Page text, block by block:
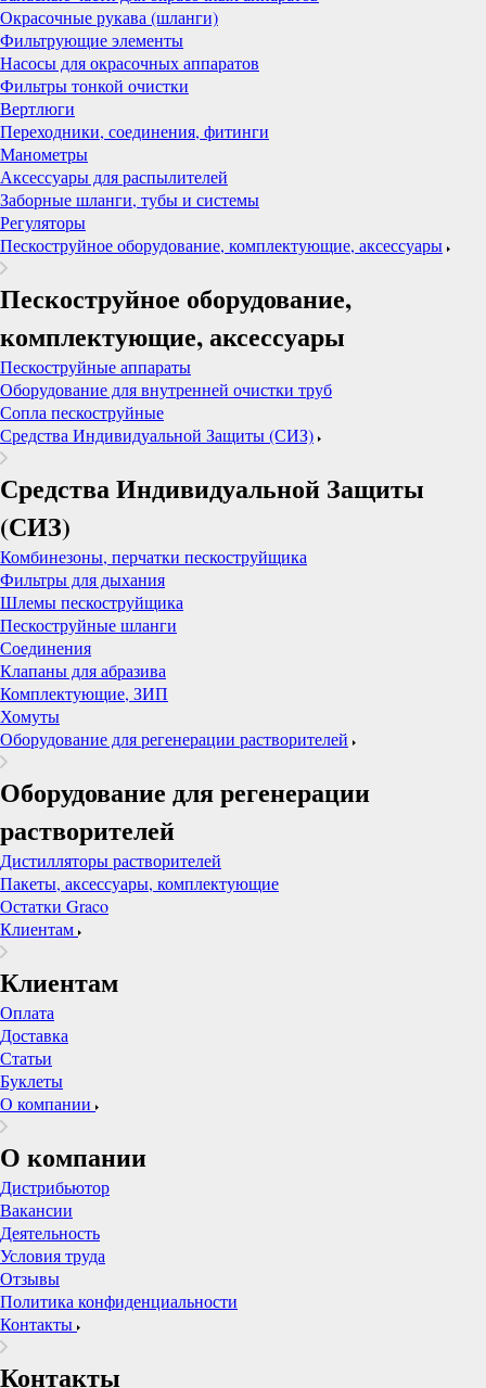
Окрасочные рукава (шланги)
Фильтрующие элементы
Насосы для окрасочных аппаратов
Фильтры тонкой очистки
Вертлюги
Переходники, соединения, фитинги
Манометры
Аксессуары для распылителей
Заборные шланги, тубы и системы
Регуляторы
Пескоструйное оборудование, комплектующие, аксессуары
Пескоструйное оборудование,
комплектующие, аксессуары
Пескоструйные аппараты
Оборудование для внутренней очистки труб
Сопла пескоструйные
Средства Индивидуальной Защиты (СИЗ)
Средства Индивидуальной Защиты
(СИЗ)
Комбинезоны, перчатки пескоструйщика
Фильтры для дыхания
Шлемы пескоструйщика
Пескоструйные шланги
Соединения
Клапаны для абразива
Комплектующие, ЗИП
Хомуты
Оборудование для регенерации растворителей
Оборудование для регенерации
растворителей
Дистилляторы растворителей
Пакеты, аксессуары, комплектующие
Остатки Graco
Клиентам
Клиентам
Оплата
Доставка
Статьи
Буклеты
О компании
О компании
Дистрибьютор
Вакансии
Деятельность
Условия труда
Отзывы
Политика конфиденциальности
Контакты
Контакты